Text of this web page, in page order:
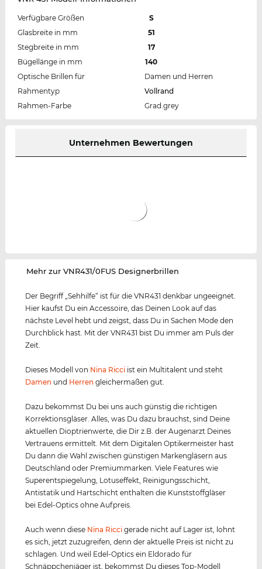
Verfügbare Größen
S
Glasbreite in mm
51
Stegbreite in mm
17
Bügellänge in mm
140
Optische Brillen für
Damen und Herren
Rahmentyp
Vollrand
Rahmen-Farbe
Grad.grey
Unternehmen Bewertungen
‌Mehr zur VNR431/0FUS Designerbrillen
Der Begriff „Sehhilfe“ ist für die VNR431 denkbar ungeeignet.
Hier kaufst Du ein Accessoire, das Deinen Look auf das
nächste Level hebt und zeigst, dass Du in Sachen Mode den
Durchblick hast. Mit der VNR431 bist Du immer am Puls der
Zeit.
Dieses Modell von Nina Ricci ist ein Multitalent und steht
Damen und Herren gleichermaßen gut.
Dazu bekommst Du bei uns auch günstig die richtigen
Korrektionsgläser. Alles, was Du dazu brauchst, sind Deine
aktuellen Dioptrienwerte, die Dir z.B. der Augenarzt Deines
Vertrauens ermittelt. Mit dem Digitalen Optikermeister hast
Du dann die Wahl zwischen günstigen Markengläsern aus
Deutschland oder Premiummarken. Viele Features wie
Superentspiegelung, Lotuseffekt, Reinigungsschicht,
Antistatik und Hartschicht enthalten die Kunststoffgläser
bei Edel-Optics ohne Aufpreis.
Auch wenn diese Nina Ricci gerade nicht auf Lager ist, lohnt
es sich, jetzt zuzugreifen, denn der aktuelle Preis ist nicht zu
schlagen. Und weil Edel-Optics ein Eldorado für
Schnäppchenjäger ist, bekommst Du dieses Top-Modell